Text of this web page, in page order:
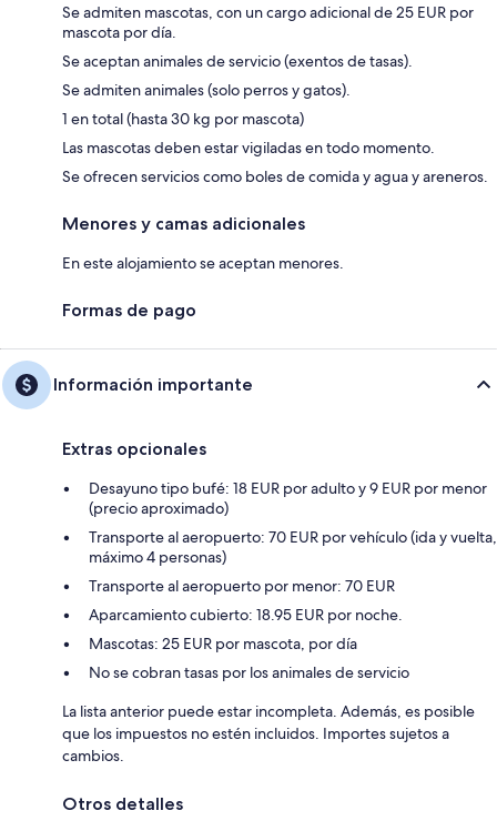
Se admiten mascotas, con un cargo adicional de 25 EUR por
mascota por día.
Se aceptan animales de servicio (exentos de tasas).
Se admiten animales (solo perros y gatos).
1 en total (hasta 30 kg por mascota)
Las mascotas deben estar vigiladas en todo momento.
Se ofrecen servicios como boles de comida y agua y areneros.
Menores y camas adicionales
En este alojamiento se aceptan menores.
Formas de pago
Información importante
Extras opcionales
Desayuno tipo bufé: 18 EUR por adulto y 9 EUR por menor
(precio aproximado)
Transporte al aeropuerto: 70 EUR por vehículo (ida y vuelta,
máximo 4 personas)
Transporte al aeropuerto por menor: 70 EUR
Aparcamiento cubierto: 18.95 EUR por noche.
Mascotas: 25 EUR por mascota, por día
No se cobran tasas por los animales de servicio
La lista anterior puede estar incompleta. Además, es posible
que los impuestos no estén incluidos. Importes sujetos a
cambios.
Otros detalles